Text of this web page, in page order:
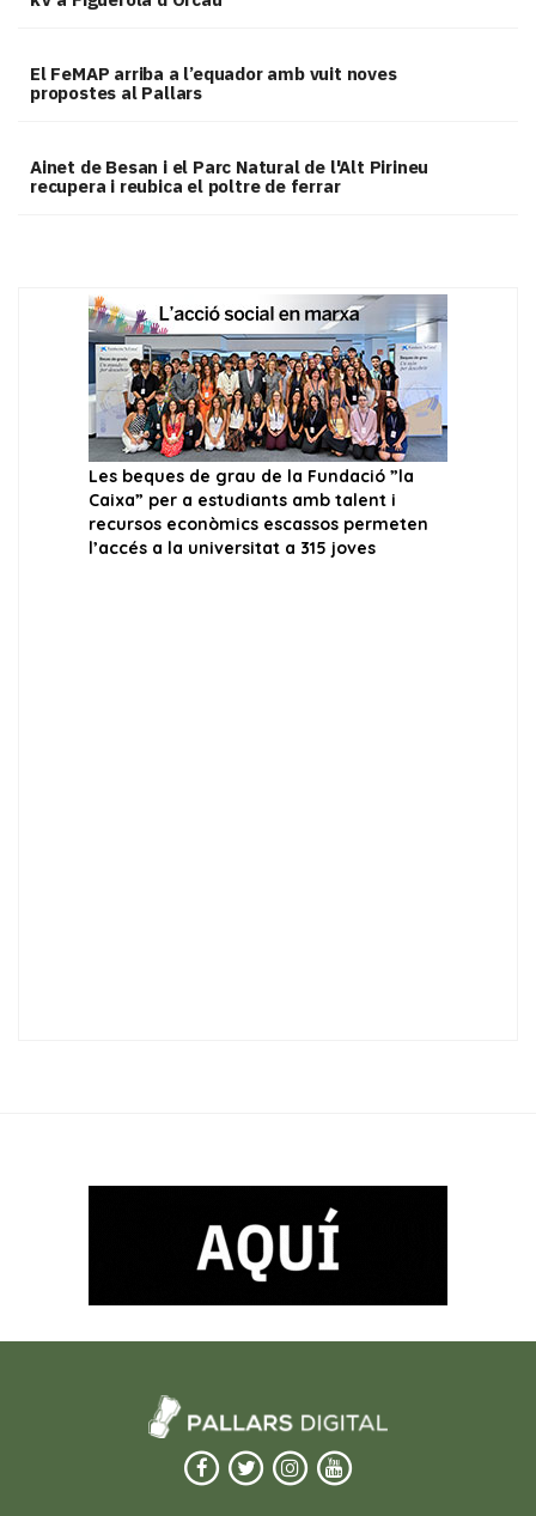
El FeMAP arriba a l’equador amb vuit noves
propostes al Pallars
Ainet de Besan i el Parc Natural de l'Alt Pirineu
recupera i reubica el poltre de ferrar